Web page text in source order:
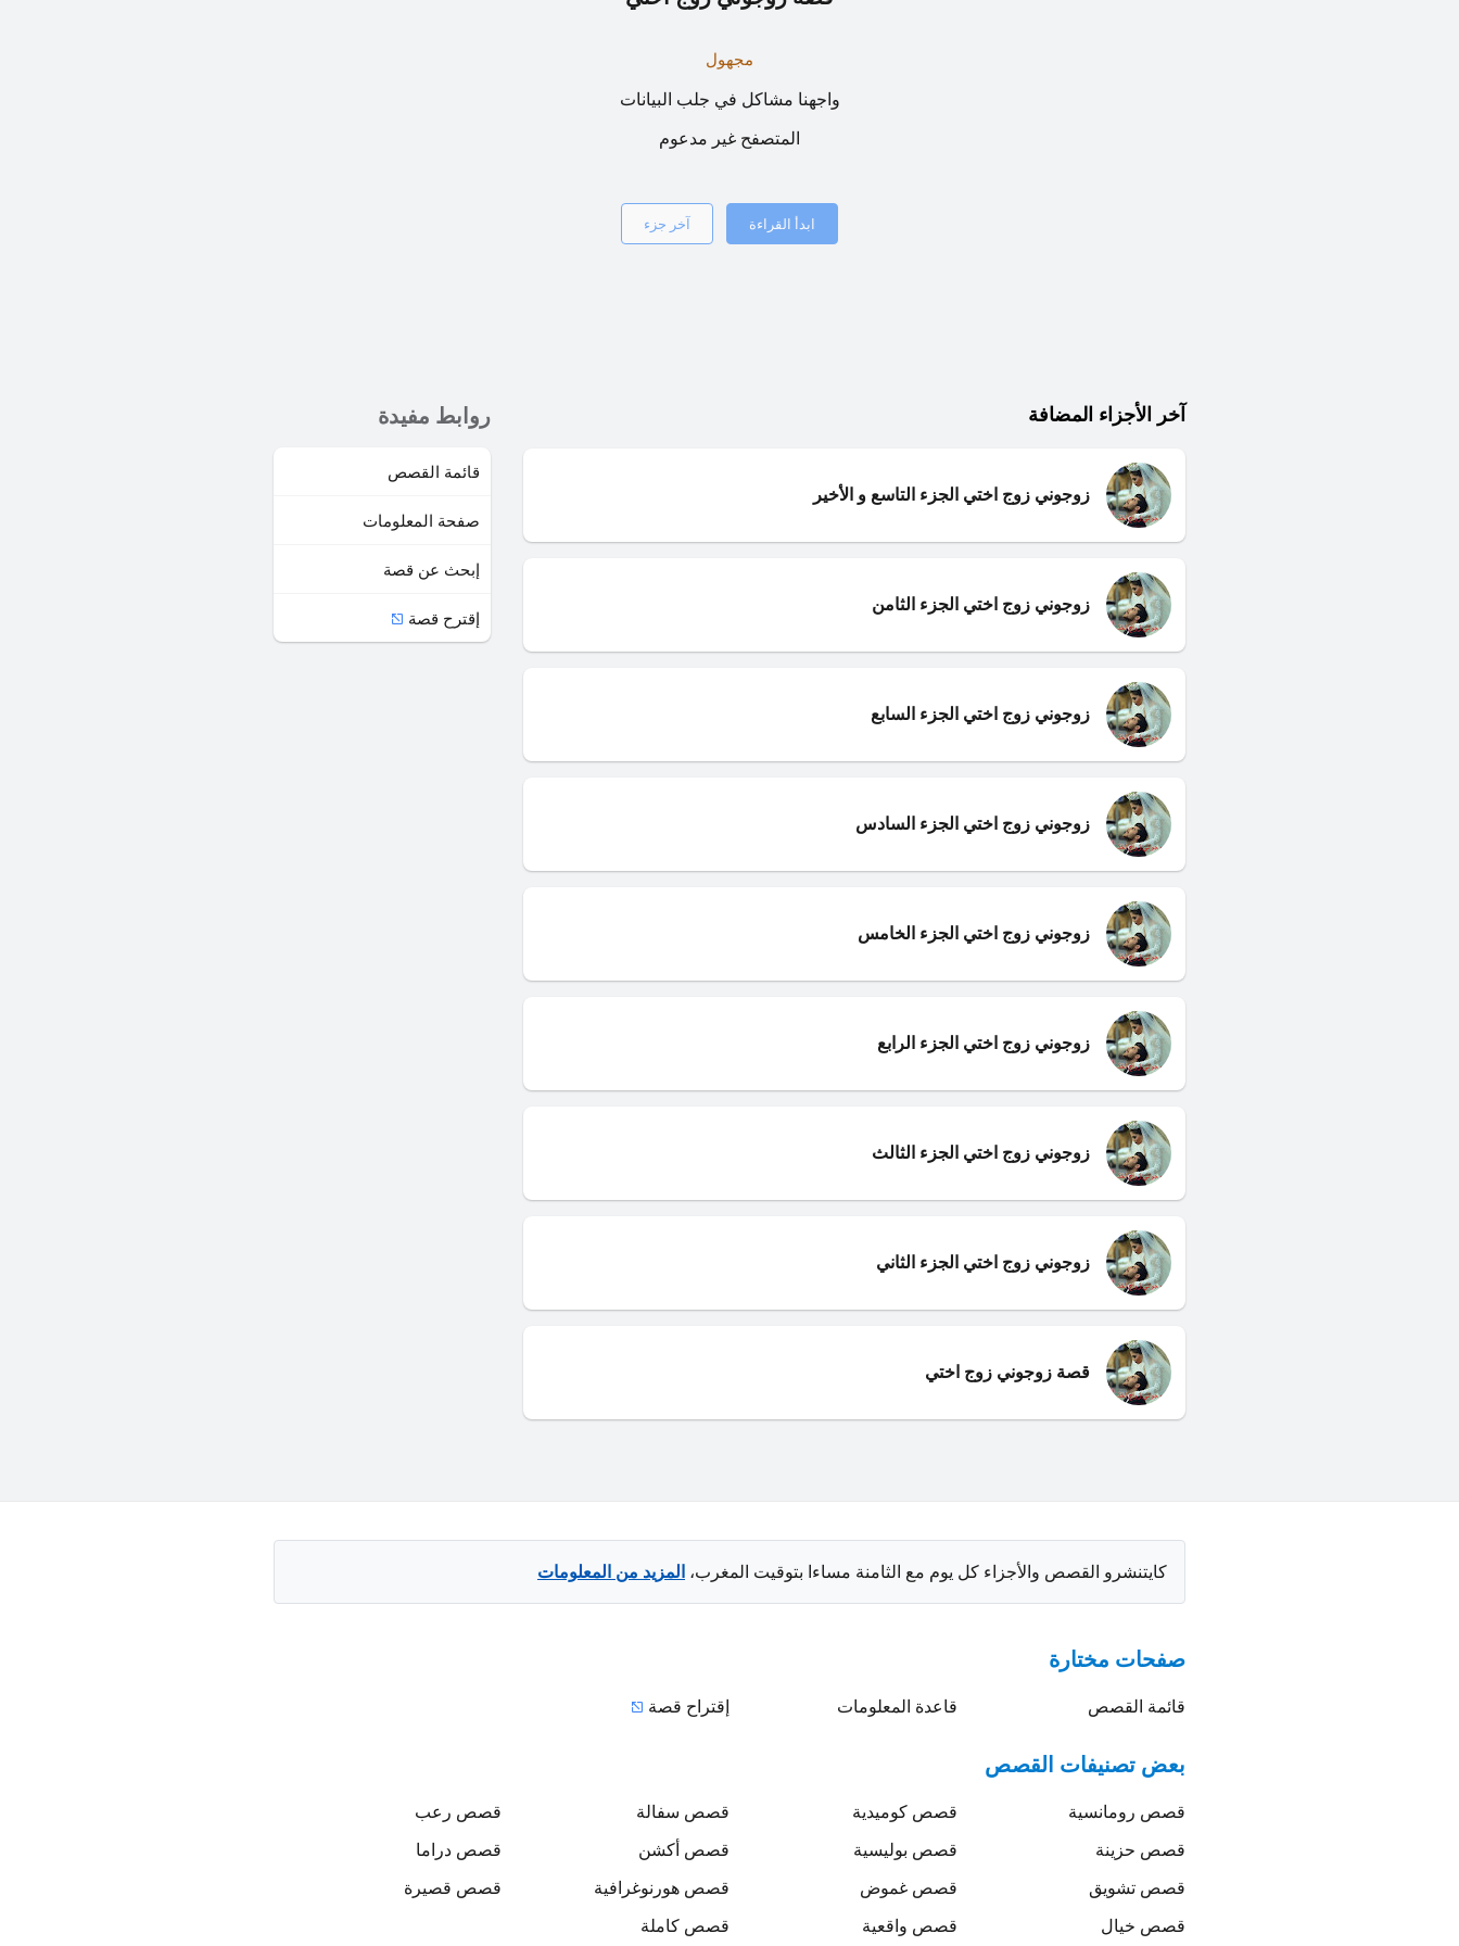
مجهول
واجهنا مشاكل في جلب البيانات
المتصفح غير مدعوم
ابدأ القراءة آخر جزء
آخر الأجزاء المضافة
زوجوني زوج اختي الجزء التاسع و الأخير
زوجوني زوج اختي الجزء الثامن
زوجوني زوج اختي الجزء السابع
زوجوني زوج اختي الجزء السادس
زوجوني زوج اختي الجزء الخامس
زوجوني زوج اختي الجزء الرابع
زوجوني زوج اختي الجزء الثالث
زوجوني زوج اختي الجزء الثاني
قصة زوجوني زوج اختي
روابط مفيدة
قائمة القصص
صفحة المعلومات
إبحث عن قصة
إقترح قصة
كايتنشرو القصص والأجزاء كل يوم مع الثامنة مساءا بتوقيت المغرب، المزيد من المعلومات
صفحات مختارة
قائمة القصص قاعدة المعلومات إقتراح قصة
بعض تصنيفات القصص
قصص رومانسية قصص كوميدية قصص سفالة قصص رعب
قصص حزينة قصص بوليسية قصص أكشن قصص دراما
قصص تشويق قصص غموض قصص هورنوغرافية قصص قصيرة
قصص خيال قصص واقعية قصص كاملة